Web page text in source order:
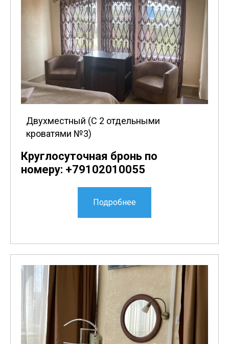
Двухместный (С 2 отдельными
кроватями №3)
Круглосуточная бронь по
номеру: +79102010055
Подробнее